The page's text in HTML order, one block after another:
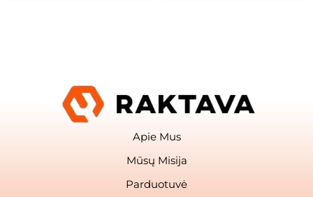
Apie Mus
Mūsų Misija
Parduotuvė